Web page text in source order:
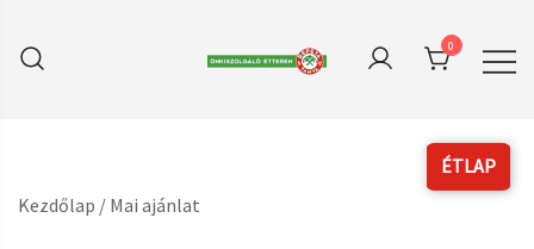
content
0
Kezdőlap / Mai ajánlat